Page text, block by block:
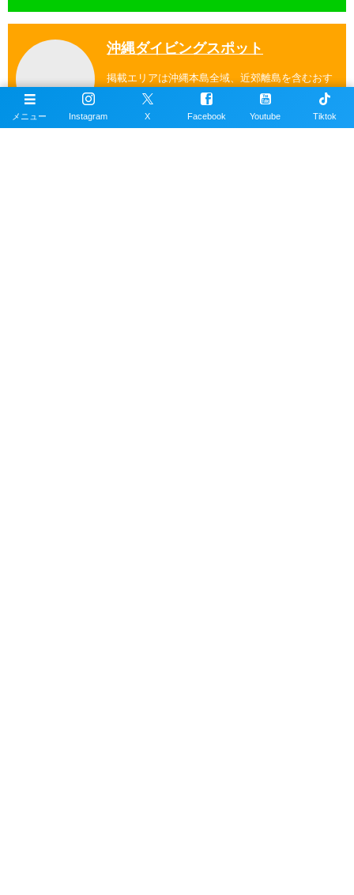
沖縄ダイビングスポット
掲載エリアは沖縄本島全域、近郊離島を含むおす
すめの約100ヶ所以上のダイビングポイント。
メニュー Instagram X Facebook Youtube Tiktok